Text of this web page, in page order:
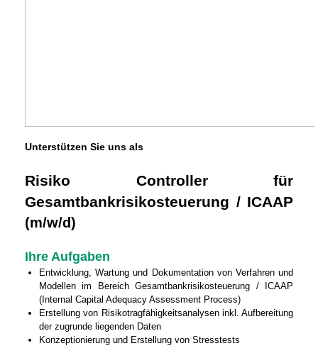
Unterstützen Sie uns als
Risiko Controller für
Gesamtbankrisikosteuerung / ICAAP
(m/w/d)
Ihre Aufgaben
Entwicklung, Wartung und Dokumentation von Verfahren und
Modellen im Bereich Gesamtbankrisikosteuerung / ICAAP
(Internal Capital Adequacy Assessment Process)
Erstellung von Risikotragfähigkeitsanalysen inkl. Aufbereitung
der zugrunde liegenden Daten
Konzeptionierung und Erstellung von Stresstests